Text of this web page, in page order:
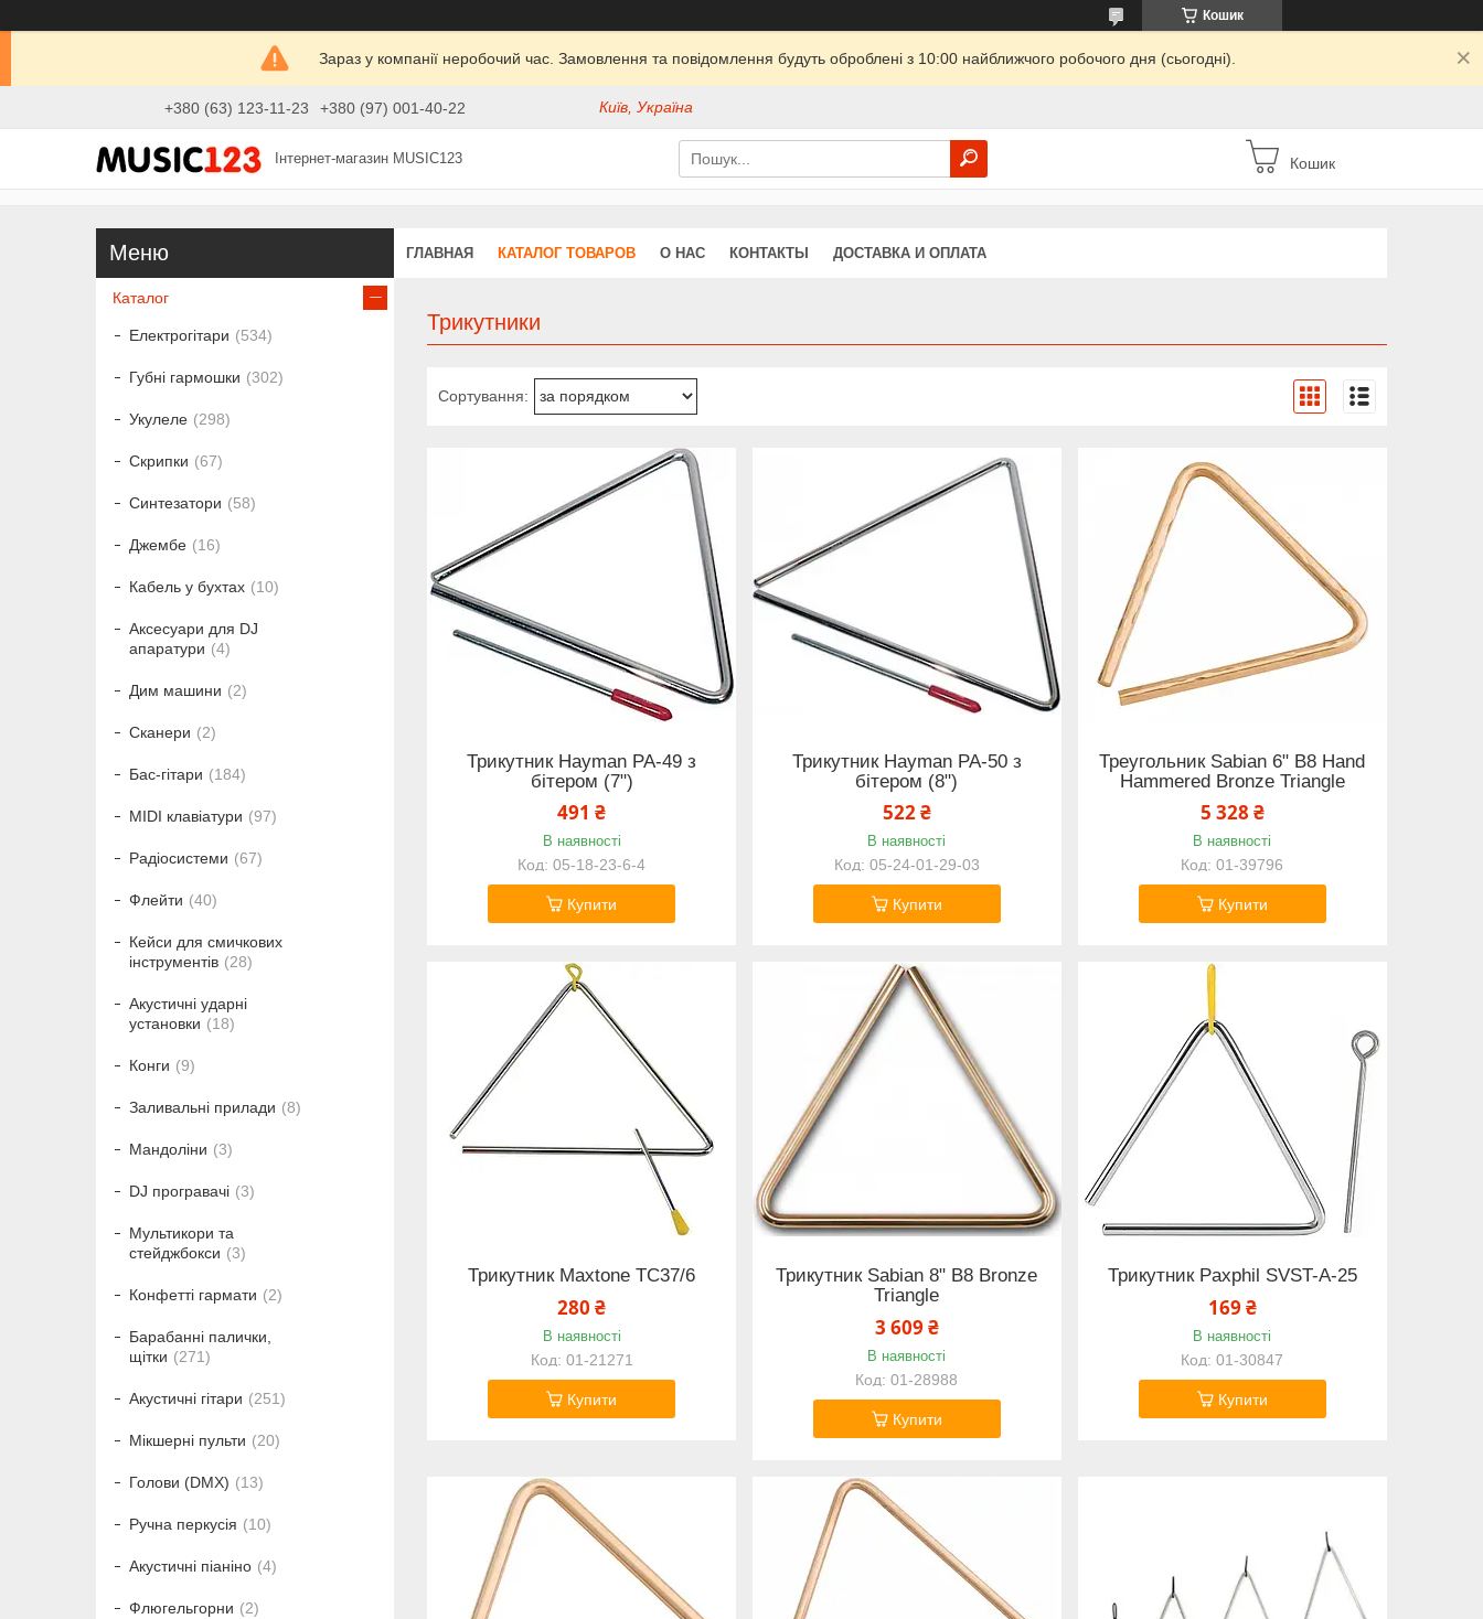
Кошик
Зараз у компанії неробочий час. Замовлення та повідомлення будуть оброблені з 10:00 найближчого робочого дня (сьогодні).
+380 (63) 123-11-23 +380 (97) 001-40-22 Київ, Україна
Інтернет-магазин MUSIC123 Кошик
ГЛАВНАЯ КАТАЛОГ ТОВАРОВ О НАС КОНТАКТЫ ДОСТАВКА И ОПЛАТА
Трикутники
Трикутник Hayman PA-49 з
бітером (7")
491 ₴
В наявності
05-18-23-6-4
Купити
Трикутник Hayman PA-50 з
бітером (8")
522 ₴
В наявності
05-24-01-29-03
Купити
Треугольник Sabian 6" B8 Hand
Hammered Bronze Triangle
5 328 ₴
В наявності
01-39796
Купити
Трикутник Maxtone TC37/6
280 ₴
В наявності
01-21271
Купити
Трикутник Sabian 8" B8 Bronze
Triangle
3 609 ₴
В наявності
01-28988
Купити
Трикутник Paxphil SVST-A-25
169 ₴
В наявності
01-30847
Купити
Каталог
Електрогітари 534
Губні гармошки 302
Укулеле 298
Скрипки 67
Синтезатори 58
Джембе 16
Кабель у бухтах 10
Аксесуари для DJ
апаратури
4
Дим машини 2
Сканери 2
Бас-гітари 184
MIDI клавіатури 97
Радіосистеми 67
Флейти 40
Кейси для смичкових
інструментів
28
Акустичні ударні
установки
18
Конги 9
Заливальні прилади 8
Мандоліни 3
DJ програвачі 3
Мультикори та
стейджбокси
3
Конфетті гармати 2
Барабанні палички,
щітки
271
Акустичні гітари 251
Мікшерні пульти 20
Голови (DMX) 13
Ручна перкусія 10
Акустичні піаніно 4
Флюгельгорни 2